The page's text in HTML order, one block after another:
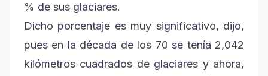
% de sus glaciares.
Dicho porcentaje es muy significativo, dijo,
pues en la década de los 70 se tenía 2,042
kilómetros cuadrados de glaciares y ahora,